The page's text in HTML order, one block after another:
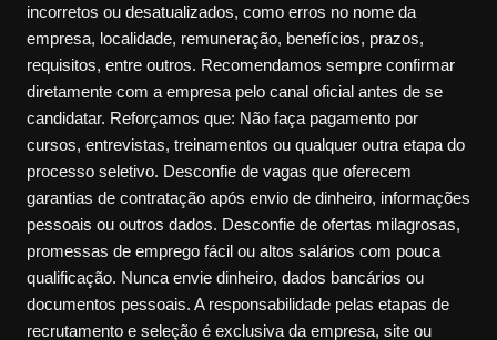
incorretos ou desatualizados, como erros no nome da
empresa, localidade, remuneração, benefícios, prazos,
requisitos, entre outros. Recomendamos sempre confirmar
diretamente com a empresa pelo canal oficial antes de se
candidatar. Reforçamos que: Não faça pagamento por
cursos, entrevistas, treinamentos ou qualquer outra etapa do
processo seletivo. Desconfie de vagas que oferecem
garantias de contratação após envio de dinheiro, informações
pessoais ou outros dados. Desconfie de ofertas milagrosas,
promessas de emprego fácil ou altos salários com pouca
qualificação. Nunca envie dinheiro, dados bancários ou
documentos pessoais. A responsabilidade pelas etapas de
recrutamento e seleção é exclusiva da empresa, site ou